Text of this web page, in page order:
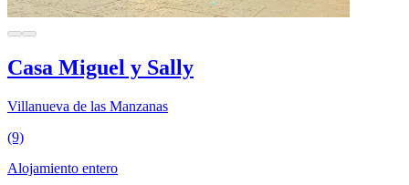
Casa Miguel y Sally
Villanueva de las Manzanas
(9)
Alojamiento entero